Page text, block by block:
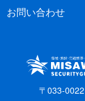
お問い合わせ
〒033-